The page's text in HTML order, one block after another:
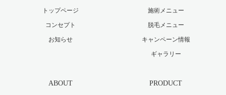
トップページ
コンセプト
お知らせ
施術メニュー
脱毛メニュー
キャンペーン情報
ギャラリー
ABOUT PRODUCT